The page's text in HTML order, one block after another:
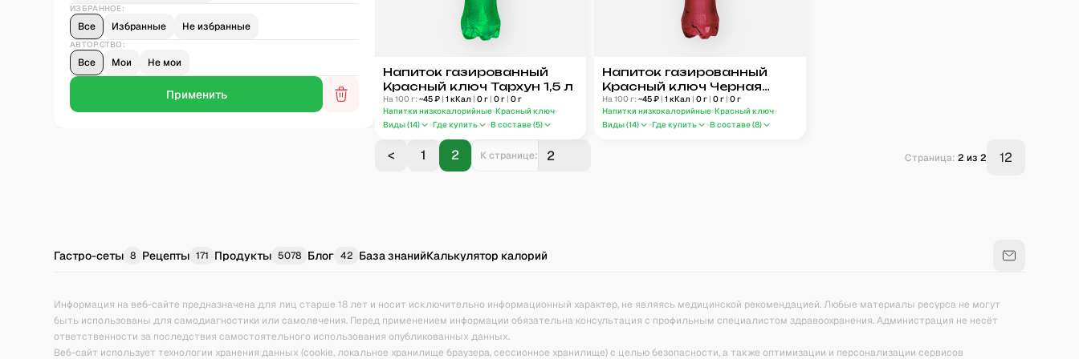
ИЗБРАННОЕ:
Все Избранные Не избранные
АВТОРСТВО:
Все Мои Не мои
Напиток газированный
Красный ключ Тархун 1,5 л
На 100 г: ~45₽ | 1 кКал | 0г | 0г | 0г
Напитки низкокалорийные Красный ключ
Виды (14) Где купить В составе (5)
Напиток газированный
Красный ключ Черная
смородина 1,5 л
На 100 г: ~45₽ | 1 кКал | 0г | 0г | 0г
Напитки низкокалорийные Красный ключ
Виды (14) Где купить В составе (8)
< 1 2 К странице: Страница: 2 из 2 12
Гастро-сеты 8 Рецепты 171 Продукты 5078 Блог 42 База знанийКалькулятор калорий
Информация на веб-сайте предназначена для лиц старше 18 лет и носит исключительно информационный характер, не являясь медицинской рекомендацией. Любые материалы ресурса не могут
быть использованы для самодиагностики или самолечения. Перед применением информации обязательна консультация с профильным специалистом здравоохранения. Администрация не несёт
ответственности за последствия самостоятельного использования опубликованных данных.
Веб-сайт использует технологии хранения данных (cookie, локальное хранилище браузера, сессионное хранилище) с целью безопасности, а также оптимизации и персонализации сервисов